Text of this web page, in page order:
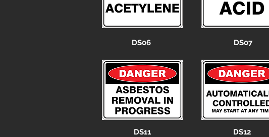
DS06
DS11
DS07
DS12